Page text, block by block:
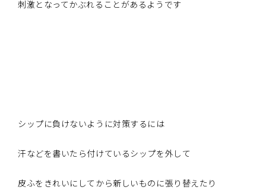
刺激となってかぶれることがあるようです
シップに負けないように対策するには
汗などを書いたら付けているシップを外して
皮ふをきれいにしてから新しいものに張り替えたり